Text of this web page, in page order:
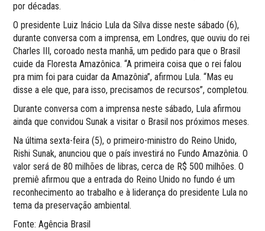
por décadas.
O presidente Luiz Inácio Lula da Silva disse neste sábado (6),
durante conversa com a imprensa, em Londres, que ouviu do rei
Charles III, coroado nesta manhã, um pedido para que o Brasil
cuide da Floresta Amazônica. “A primeira coisa que o rei falou
pra mim foi para cuidar da Amazônia”, afirmou Lula. “Mas eu
disse a ele que, para isso, precisamos de recursos”, completou.
Durante conversa com a imprensa neste sábado, Lula afirmou
ainda que convidou Sunak a visitar o Brasil nos próximos meses.
Na última sexta-feira (5), o primeiro-ministro do Reino Unido,
Rishi Sunak, anunciou que o país investirá no Fundo Amazônia. O
valor será de 80 milhões de libras, cerca de R$ 500 milhões. O
premiê afirmou que a entrada do Reino Unido no fundo é um
reconhecimento ao trabalho e à liderança do presidente Lula no
tema da preservação ambiental.
Fonte: Agência Brasil